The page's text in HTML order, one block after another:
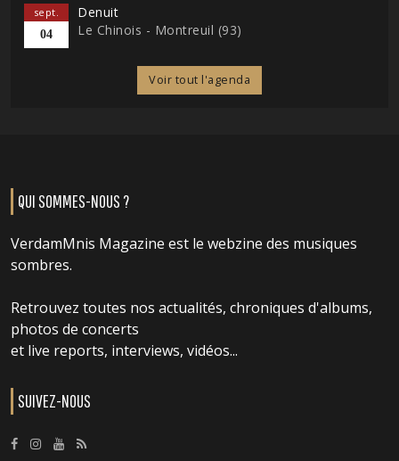
sept.
04
Denuit
Le Chinois - Montreuil (93)
Voir tout l'agenda
QUI SOMMES-NOUS ?
VerdamMnis Magazine est le webzine des musiques
sombres.
Retrouvez toutes nos actualités, chroniques d'albums,
photos de concerts
et live reports, interviews, vidéos...
SUIVEZ-NOUS